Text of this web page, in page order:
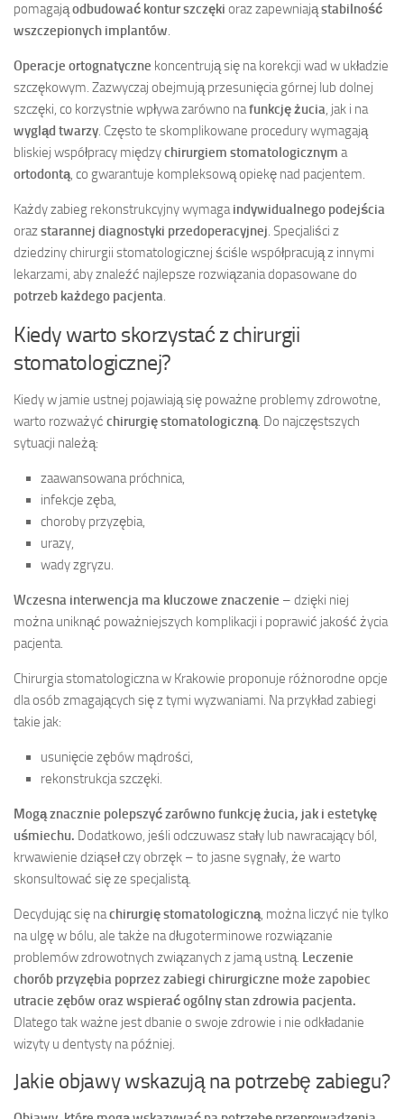
pomagająodbudować kontur szczęki oraz zapewniająstabilność
wszczepionych implantów.
Operacje ortognatyczne koncentrują się na korekcji wad w układzie
szczękowym. Zazwyczaj obejmują przesunięcia górnej lub dolnej
szczęki, co korzystnie wpływa zarówno nafunkcję żucia, jak i na
wygląd twarzy. Często te skomplikowane procedury wymagają
bliskiej współpracy międzychirurgiem stomatologicznym a
ortodontą, co gwarantuje kompleksową opiekę nad pacjentem.
Każdy zabieg rekonstrukcyjny wymagaindywidualnego podejścia
orazstarannej diagnostyki przedoperacyjnej. Specjaliści z
dziedziny chirurgii stomatologicznej ściśle współpracują z innymi
lekarzami, aby znaleźć najlepsze rozwiązania dopasowane do
potrzeb każdego pacjenta.
Kiedy warto skorzystać z chirurgii
stomatologicznej?
Kiedy w jamie ustnej pojawiają się poważne problemy zdrowotne,
warto rozważyć chirurgię stomatologiczną. Do najczęstszych
sytuacji należą:
zaawansowana próchnica,
infekcje zęba,
choroby przyzębia,
urazy,
wady zgryzu.
Wczesna interwencja ma kluczowe znaczenie – dzięki niej
można uniknąć poważniejszych komplikacji i poprawić jakość życia
pacjenta.
Chirurgia stomatologiczna w Krakowie proponuje różnorodne opcje
dla osób zmagających się z tymi wyzwaniami. Na przykład zabiegi
takie jak:
usunięcie zębów mądrości,
rekonstrukcja szczęki.
Mogą znacznie polepszyć zarówno funkcję żucia, jak i estetykę
uśmiechu. Dodatkowo, jeśli odczuwasz stały lub nawracający ból,
krwawienie dziąseł czy obrzęk – to jasne sygnały, że warto
skonsultować się ze specjalistą.
Decydując się nachirurgię stomatologiczną, można liczyć nie tylko
na ulgę w bólu, ale także na długoterminowe rozwiązanie
problemów zdrowotnych związanych z jamą ustną. Leczenie
chorób przyzębia poprzez zabiegi chirurgiczne może zapobiec
utracie zębów oraz wspierać ogólny stan zdrowia pacjenta.
Dlatego tak ważne jest dbanie o swoje zdrowie i nie odkładanie
wizyty u dentysty na później.
Jakie objawy wskazują na potrzebę zabiegu?